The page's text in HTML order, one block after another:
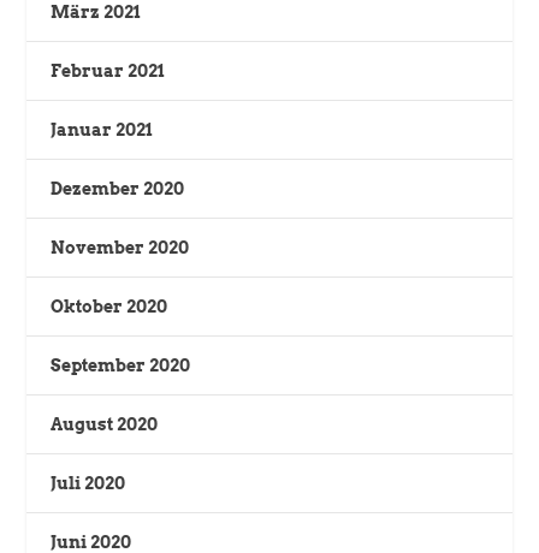
März 2021
Februar 2021
Januar 2021
Dezember 2020
November 2020
Oktober 2020
September 2020
August 2020
Juli 2020
Juni 2020